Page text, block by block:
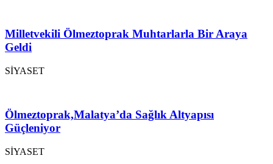
Milletvekili Ölmeztoprak Muhtarlarla Bir Araya
Geldi
SİYASET
Ölmeztoprak,Malatya’da Sağlık Altyapısı
Güçleniyor
SİYASET